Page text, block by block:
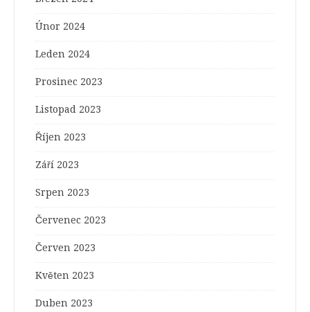
Únor 2024
Leden 2024
Prosinec 2023
Listopad 2023
Říjen 2023
Září 2023
Srpen 2023
Červenec 2023
Červen 2023
Květen 2023
Duben 2023